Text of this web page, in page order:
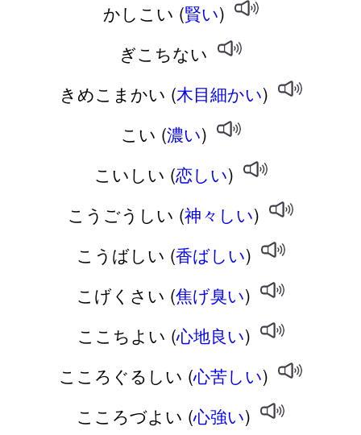
かしこい (賢い)
ぎこちない
きめこまかい (木目細かい)
こい (濃い)
こいしい (恋しい)
こうごうしい (神々しい)
こうばしい (香ばしい)
こげくさい (焦げ臭い)
ここちよい (心地良い)
こころぐるしい (心苦しい)
こころづよい (心強い)